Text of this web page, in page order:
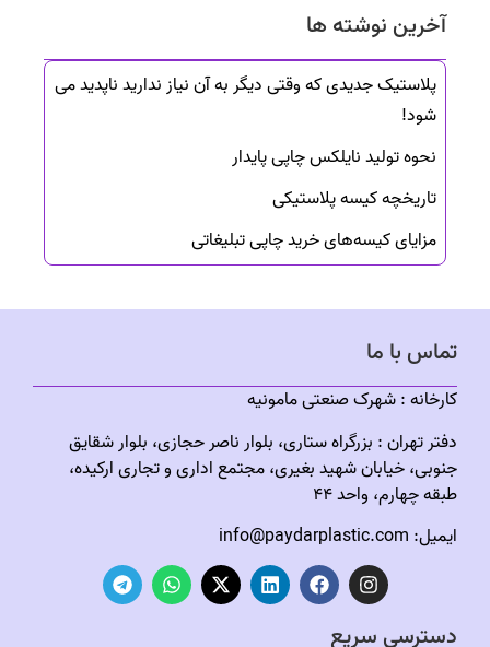
آخرین نوشته ها
پلاستیک جدیدی که وقتی دیگر به آن نیاز ندارید ناپدید می
شود!
نحوه تولید نایلکس چاپی پایدار
تاریخچه کیسه‌ پلاستیکی
مزایای کیسه‌های خرید چاپی تبلیغاتی
تماس با ما
كارخانه :شهرک صنعتى مامونیه
دفتر تهران : بزرگراه ستاری، بلوار ناصر حجازی، بلوار شقایق
جنوبی، خیابان شهید بغیری، مجتمع اداری و تجاری ارکیده،
طبقه چهارم، واحد ۴۴
ایمیل:info@paydarplastic.com
دسترسی سریع